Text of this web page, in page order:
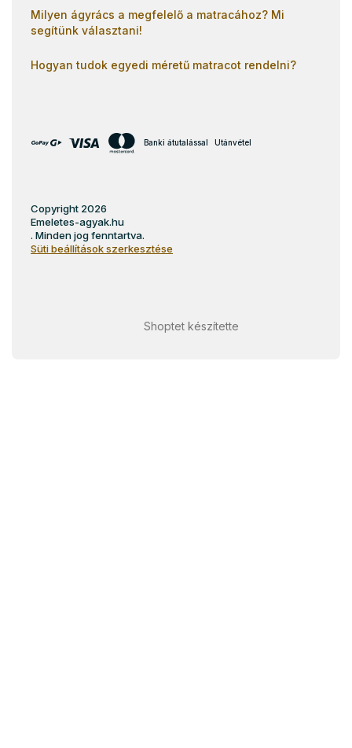
Milyen ágyrács a megfelelő a matracához? Mi
segítünk választani!
Hogyan tudok egyedi méretű matracot rendelni?
Banki átutalással Utánvétel
Shoptet készítette
Copyright 2026
Emeletes-agyak.hu
. Minden jog fenntartva.
Süti beállítások szerkesztése